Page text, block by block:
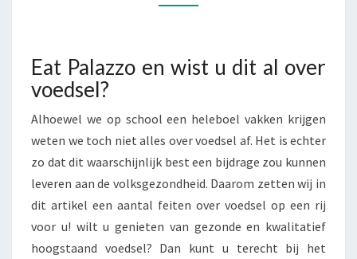
A
Z
Z
E
N
W
I
U
D
Eat Palazzo en wist u dit al over
voedsel?
Alhoewel we op school een heleboel vakken krijgen
weten we toch niet alles over voedsel af. Het is echter
zo dat dit waarschijnlijk best een bijdrage zou kunnen
leveren aan de volksgezondheid. Daarom zetten wij in
dit artikel een aantal feiten over voedsel op een rij
voor u! wilt u genieten van gezonde en kwalitatief
hoogstaand voedsel? Dan kunt u terecht bij het